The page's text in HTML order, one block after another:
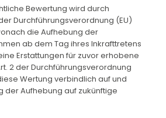
Bewertung wird durch
Durchführungsverordnung (EU)
die Aufhebung der
ab dem Tag ihres Inkrafttretens
Erstattungen für zuvor erhobene
2 der Durchführungsverordnung
Wertung verbindlich auf und
der Aufhebung auf zukünftige